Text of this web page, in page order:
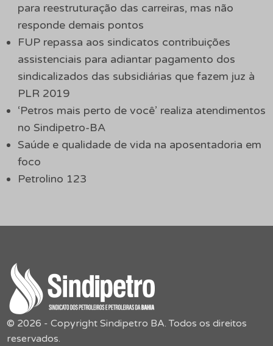
para reestruturação das carreiras, mas não
responde demais pontos
FUP repassa aos sindicatos contribuições
assistenciais para adiantar pagamento dos
sindicalizados das subsidiárias que fazem juz à
PLR 2019
‘Petros mais perto de você’ realiza atendimentos
no Sindipetro-BA
Saúde e qualidade de vida na aposentadoria em
foco
Petrolino 123
© 2026 - Copyright Sindipetro BA. Todos os direitos
reservados.